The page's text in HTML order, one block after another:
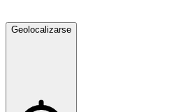
Geolocalizarse